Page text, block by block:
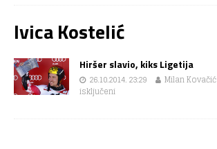
Ivica Kostelić
Hiršer slavio, kiks Ligetija
26.10.2014. 23:29 Milan Kovačić
isključeni